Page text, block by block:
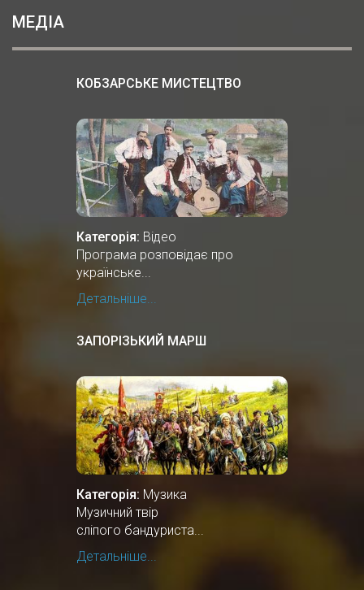
МЕДІА
КОБЗАРСЬКЕ МИСТЕЦТВО
Категорія: Відео
Програма розповідає про
українське...
Детальніше...
ЗАПОРІЗЬКИЙ МАРШ
Категорія: Музика
Музичний твір
сліпого бандуриста...
Детальніше...